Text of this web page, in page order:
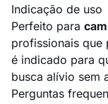
Indicação de uso
Perfeito para
profissionais que
é indicado para
busca alívio sem
Perguntas